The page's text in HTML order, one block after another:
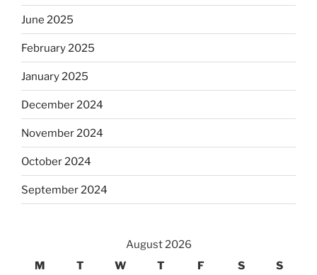
June 2025
February 2025
January 2025
December 2024
November 2024
October 2024
September 2024
August 2026
M
T W T F S S